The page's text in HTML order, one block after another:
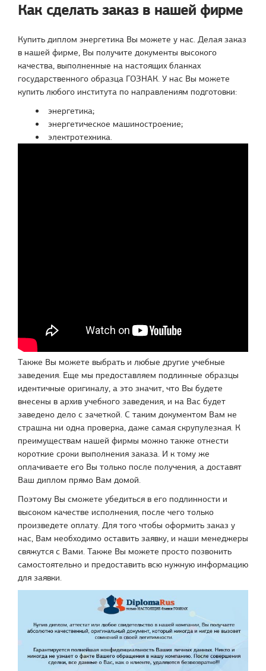
Как сделать заказ в нашей фирме
Купить диплом энергетика Вы можете у нас. Делая заказ
в нашей фирме, Вы получите документы высокого
качества, выполненные на настоящих бланках
государственного образца ГОЗНАК. У нас Вы можете
купить любого института по направлениям подготовки:
энергетика;
энергетическое машиностроение;
электротехника.
Также Вы можете выбрать и любые другие учебные
заведения. Еще мы предоставляем подлинные образцы
идентичные оригиналу, а это значит, что Вы будете
внесены в архив учебного заведения, и на Вас будет
заведено дело с зачеткой. С таким документом Вам не
страшна ни одна проверка, даже самая скрупулезная. К
преимуществам нашей фирмы можно также отнести
короткие сроки выполнения заказа. И к тому же
оплачиваете его Вы только после получения, а доставят
Ваш диплом прямо Вам домой.
Поэтому Вы сможете убедиться в его подлинности и
высоком качестве исполнения, после чего только
произведете оплату. Для того чтобы оформить заказ у
нас, Вам необходимо оставить заявку, и наши менеджеры
свяжутся с Вами. Также Вы можете просто позвонить
самостоятельно и предоставить всю нужную информацию
для заявки.